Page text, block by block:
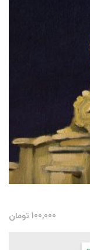
100,000 تومان